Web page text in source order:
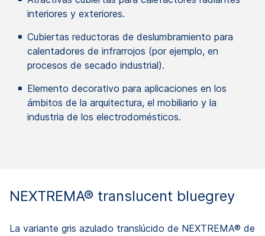
interiores y exteriores.
Cubiertas reductoras de deslumbramiento para
calentadores de infrarrojos (por ejemplo, en
procesos de secado industrial).
Elemento decorativo para aplicaciones en los
ámbitos de la arquitectura, el mobiliario y la
industria de los electrodomésticos.
NEXTREMA® translucent bluegrey
La variante gris azulado translúcido de NEXTREMA® de